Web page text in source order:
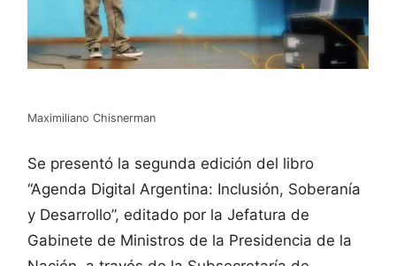
Maximiliano Chisnerman
Se presentó la segunda edición del libro
“Agenda Digital Argentina: Inclusión, Soberanía
y Desarrollo”, editado por la Jefatura de
Gabinete de Ministros de la Presidencia de la